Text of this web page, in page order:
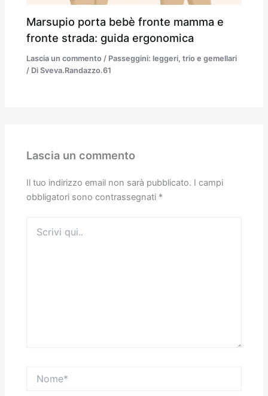
Marsupio porta bebè fronte mamma e
fronte strada: guida ergonomica
Lascia un commento / Passeggini: leggeri, trio e gemellari
/ DiSveva.Randazzo.61
Lascia un commento
Il tuo indirizzo email non sarà pubblicato. I campi
obbligatori sono contrassegnati *
qui..